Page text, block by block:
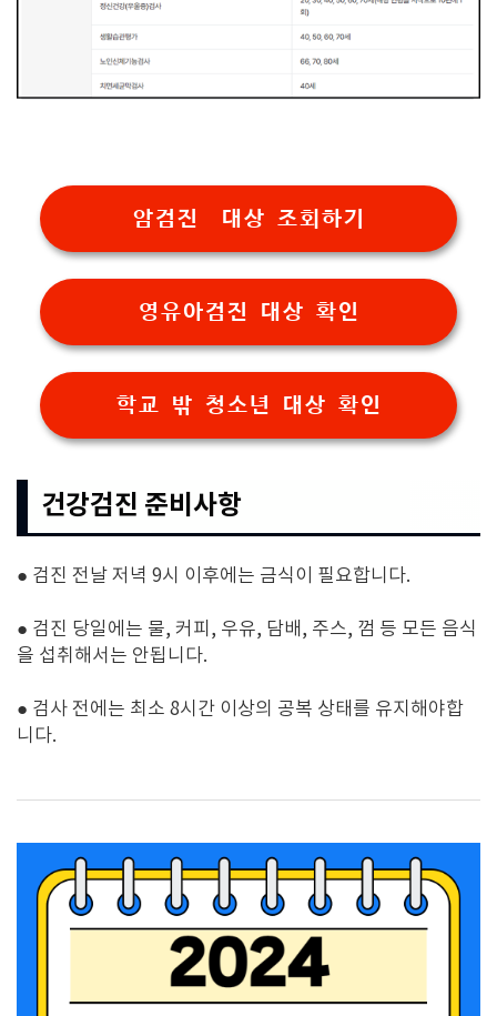
암검진 대상 조회하기
영유아검진 대상 확인
학교 밖 청소년 대상 확인
건강검진 준비사항
● 검진 전날 저녁 9시 이후에는 금식이 필요합니다.
● 검진 당일에는 물, 커피, 우유, 담배, 주스, 껌 등 모든 음식
을 섭취해서는 안됩니다.
● 검사 전에는 최소 8시간 이상의 공복 상태를 유지해야합
니다.